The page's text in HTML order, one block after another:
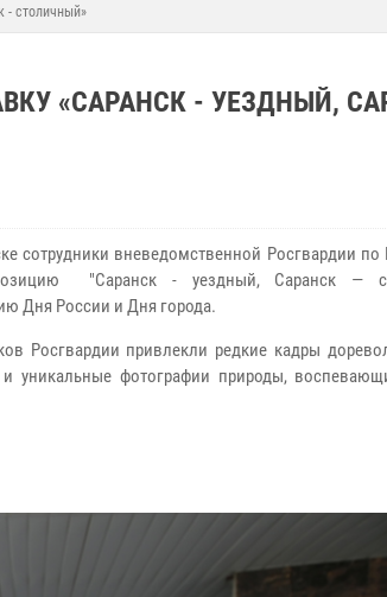
- столичный»
«САРАНСК - УЕЗДНЫЙ,
сотрудники вневедомственной Росгвардии по
"Саранск - уездный, Саранск —
Дня России и Дня города.
Росгвардии привлекли редкие кадры
уникальные фотографии природы,